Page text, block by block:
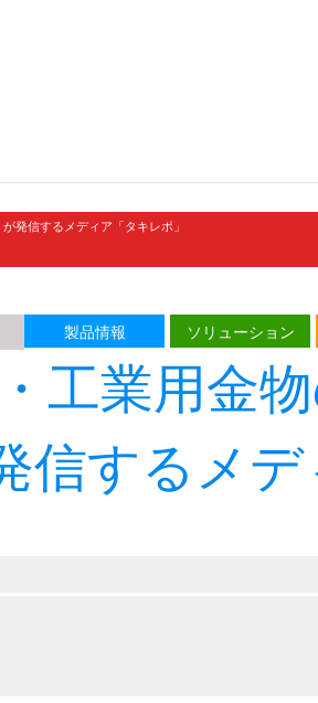
発信するメディア「タキレポ」
製品情報 ソリューション